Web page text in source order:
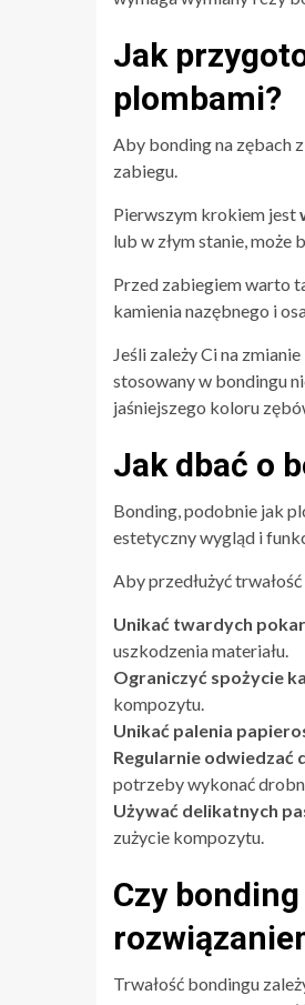
Jak
plombami?
Aby bonding na zębach
zabiegu.
Pierwszym krokiem jest
lub w złym stanie, może
Przed zabiegiem warto
kamienia nazębnego i
Jeśli zależy Ci na
stosowany w bondingu
jaśniejszego koloru
Jak dbać o
Bonding, podobnie jak
estetyczny wygląd i
Aby przedłużyć
Unikać twardych
uszkodzenia materiału.
Ograniczyć spożycie
kompozytu.
Unikać palenia
Regularnie odwiedzać
potrzeby wykonać
Używać delikatnych
zużycie kompozytu.
Czy
Trwałość bondingu